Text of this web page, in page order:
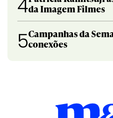
4da Imagem Filmes
5Campanhas da
conexões